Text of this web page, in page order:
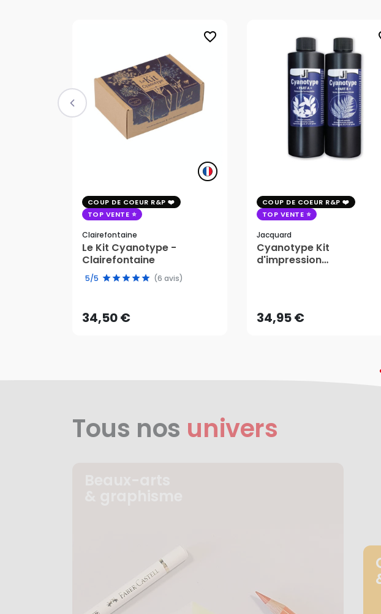
favorite_border
COUP DE COEUR R&P
TOP VENTE
Clairefontaine
Le Kit Cyanotype -
Clairefontaine
5/5 (6 avis)
34,50 €
34,50 €
AJOUTER AU PANIER
COUP DE COEUR R&P
TOP VENTE
Jacquard
Cyanotype Kit
d'impression
34,95 €AJOUTER AU PANIER
Tous nos univers